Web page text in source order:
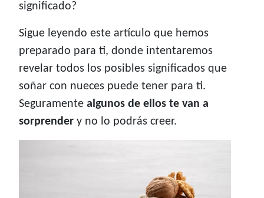
significado?
Sigue leyendo este artículo que hemos
preparado para ti, donde intentaremos
revelar todos los posibles significados que
soñar con nueces puede tener para ti.
Seguramente algunos de ellos te van a
sorprender y no lo podrás creer.